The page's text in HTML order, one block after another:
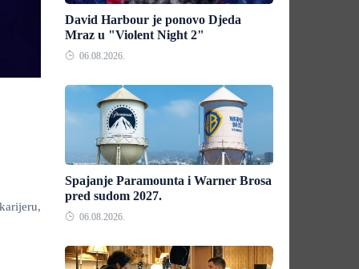
David Harbour je ponovo Djeda
Mraz u "Violent Night 2"
06.08.2026.
Spajanje Paramounta i Warner Brosa
pred sudom 2027.
06.08.2026.